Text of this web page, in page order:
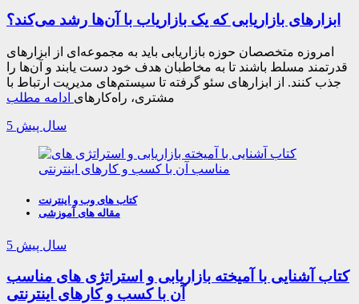
ابزارهای بازاریابی که یک بازاریاب با آن‌ها رشد می‌کند؟
امروزه متخصصان حوزه بازاریابی باید به مجموعه‌ای از ابزارهای
قدرتمند مسلط باشند تا به مخاطبان هدف خود دست یابند و آن‌ها را
جذب کنند. از ابزارهای سئو گرفته تا سیستم‌های مدیریت ارتباط با
مشتری، راه‌کارهای ادامه مطلب
5 سال پیش
کتاب های وب و اینترنت
مقاله های آموزشی
5 سال پیش
کتاب آشنایی با آمیخته بازاریابی و استراتژی های مناسب
آن با کسب و کارهای اینترنتی